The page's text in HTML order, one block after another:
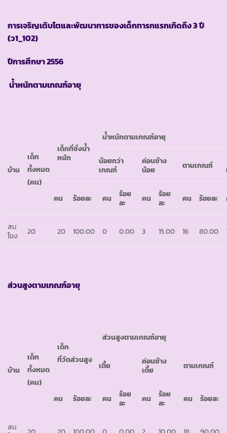
การเจริญเติบโตและพัฒนาการของเด็กทารกแรกเกิดถึง3 ปี
(ว1_102)
ปีการศึกษา2556
น้ำหนักตามเกณฑ์อายุ
บ้าน
เด็ก
ทั้งหมด
(คน)
เด็กที่ชั่งน้ำ
หนัก
น้ำหนักตามเกณฑ์อายุ
น้อยกว่า
เกณฑ์
ค่อนข้าง
น้อย
ตามเกณฑ์
คน ร้อยละ คน
ร้อย
ละ
คน
ร้อย
ละ
คน ร้อยละ
สบ
โขง
20 20 100.00 0 0.00 3 15.00 16 80.00
ส่วนสูงตามเกณฑ์อายุ
บ้าน
เด็ก
ทั้งหมด
(คน)
เด็ก
ที่วัดส่วนสูง
ส่วนสูงตามเกณฑ์อายุ
เตี้ย
ค่อนข้าง
เตี้ย
ตามเกณฑ์
คน ร้อยละ คน
ร้อย
ละ
คน
ร้อย
ละ
คน ร้อยละ
สบ